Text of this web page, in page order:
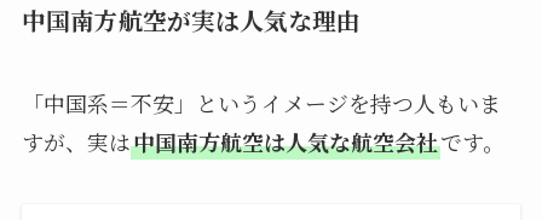
中国南方航空が実は人気な理由
「中国系＝不安」というイメージを持つ人もいま
すが、実は中国南方航空は人気な航空会社です。